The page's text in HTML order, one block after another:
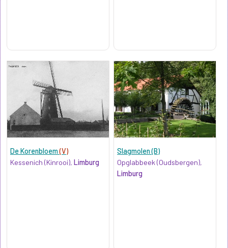
De Korenbloem(V)
Kessenich (Kinrooi), Limburg
Slagmolen (B)
Opglabbeek (Oudsbergen),
Limburg